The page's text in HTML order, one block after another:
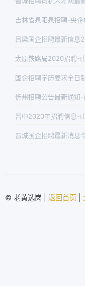
吉林省泉阳泉招聘-央
吕梁国企招聘最新信息
太原铁路局2020招聘-
忻州招聘公告最新通知
晋中2020年招聘信息-
晋城国企招聘最新消息
© 老黄选岗 | 返回首页